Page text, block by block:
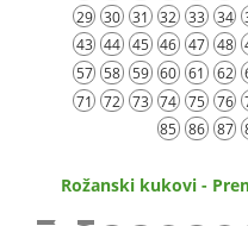
29
30 31 32 33 34
43
44 45 46 47 48
57
58 59 60 61 62
71
72 73 74 75 76
85
86 87
Rožanski kukovi -